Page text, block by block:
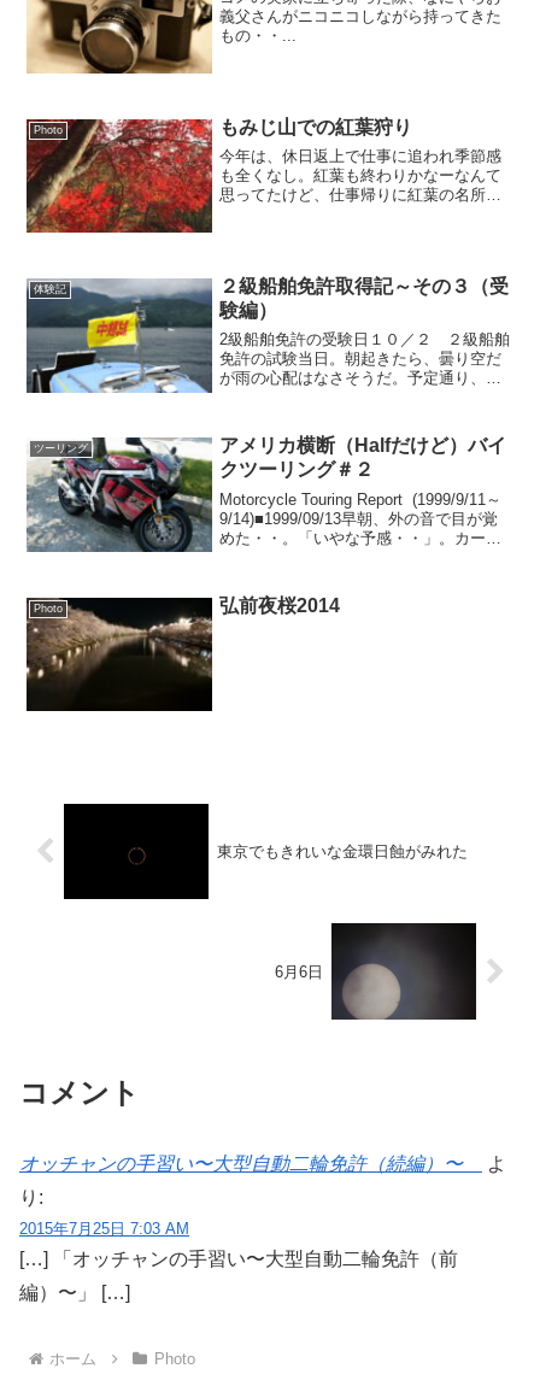
義父さんがニコニコしながら持ってきた
もの・・...
Photo もみじ山での紅葉狩り
今年は、休日返上で仕事に追われ季節感
も全くなし。紅葉も終わりかなーなんて
思ってたけど、仕事帰りに紅葉の名所が
体験記
２級船舶免許取得記～その３（受
験編）
2級船舶免許の受験日１０／２ ２級船舶
免許の試験当日。朝起きたら、曇り空だ
が雨の心配はなさそうだ。予定通り、保
のでは間に合わない。コンビニで買った
パンをほおばりながら、...
ツーリング
アメリカ横断（Halfだけど）バイ
クツーリング＃２
Motorcycle Touring Report (1999/9/11～
9/14)■1999/09/13早朝、外の音で目が覚
めた・・。「いやな予感・・」。カーテ
きだ...
Photo 弘前夜桜2014
東京でもきれいな金環日蝕がみれた
6月6日
コメント
オッチャンの手習い〜大型自動二輪免許（続編）〜
よ
り:
2015年7月25日 7:03 AM
[…] 「オッチャンの手習い〜大型自動二輪免許（前
編）〜」 […]
ホーム Photo